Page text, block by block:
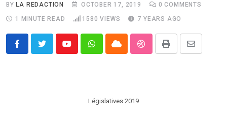
BYLA REDACTION OCTOBER 17, 2019 0 COMMENTS
1 MINUTE READ
1580 VIEWS 7 YEARS AGO
YoutubeWhatsappCloud StumbleUpon
Print
Share
Législatives 2019